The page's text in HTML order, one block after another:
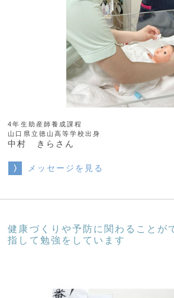
4年生助産師養成課程
山口県立徳山高等学校出身
中村 きらさん
メッセージを見る
健康づくりや予防に関わることが
指して勉強をしています